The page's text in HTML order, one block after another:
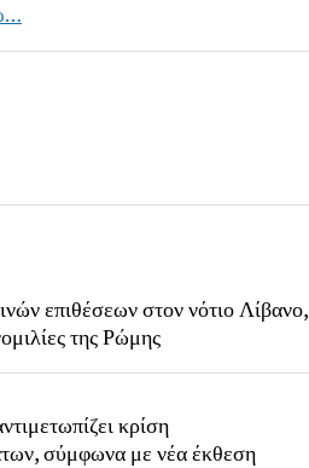
επιθέσεων στον νότιο Λίβανο,
της Ρώμης
κρίση
σύμφωνα με νέα έκθεση